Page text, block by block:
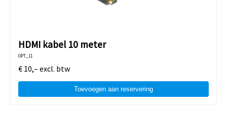
HDMI kabel 10 meter
OPT_11
€ 10,– excl. btw
Toevoegen aan reservering